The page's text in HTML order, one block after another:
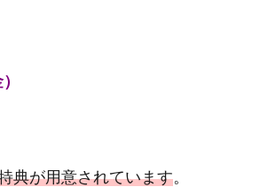
典が用意されています。